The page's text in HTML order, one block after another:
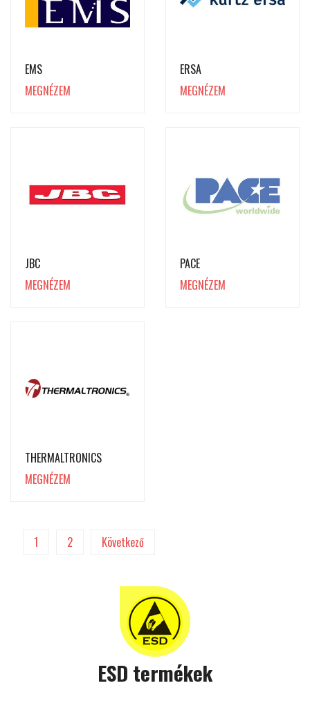
EMS
MEGNÉZEM
ERSA
MEGNÉZEM
JBC
MEGNÉZEM
PACE
MEGNÉZEM
THERMALTRONICS
MEGNÉZEM
1 2 Következő
ESD termékek